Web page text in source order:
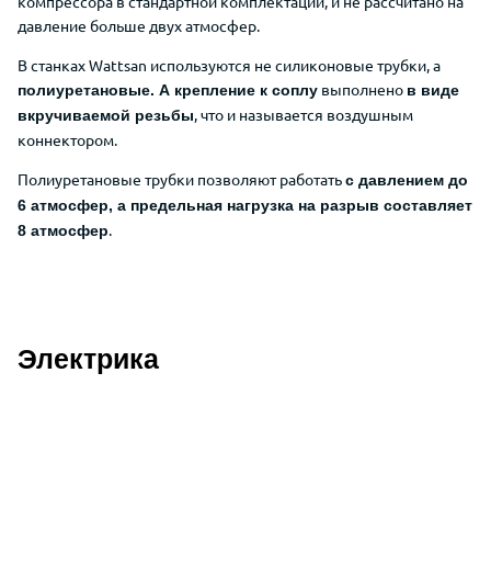
давление больше двух атмосфер.
В станках Wattsan используются не силиконовые трубки, а
полиуретановые. А крепление к соплу выполнено в виде
вкручиваемой резьбы, что и называется воздушным
коннектором.
Полиуретановые трубки позволяют работатьс давлением до
6 атмосфер, а предельная нагрузка на разрыв составляет
8 атмосфер.
Описание дополнительных
Электрика